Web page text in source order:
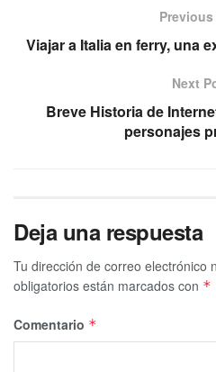
Viajar a Italia en ferry, una
Next
Breve Historia de
personajes
Deja una respuesta
Tu dirección de correo electrónico
obligatorios están marcados con *
Comentario *